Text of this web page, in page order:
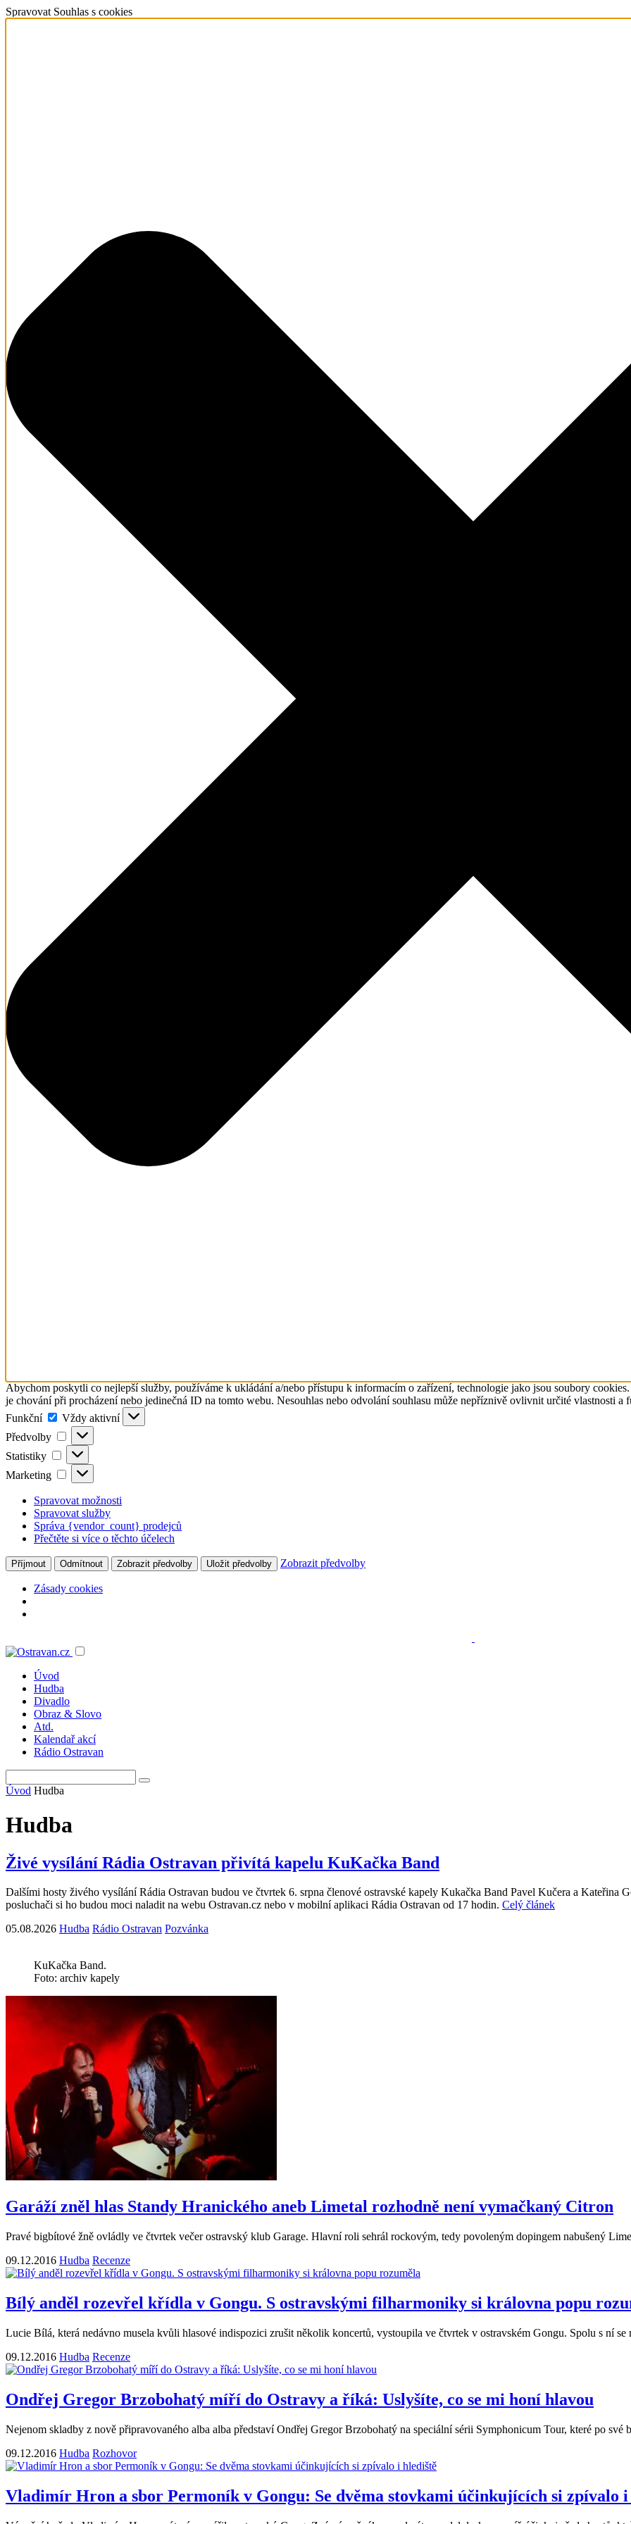
Spravovat Souhlas s cookies
Abychom poskytli co nejlepší služby, používáme k ukládání a/nebo přístupu k informacím o zařízení, technologie jako jsou soubory
je chování při procházení nebo jedinečná ID na tomto webu. Nesouhlas nebo odvolání souhlasu může nepříznivě ovlivnit určité vlastnosti a
Funkční
Funkční
Vždy aktivní
Předvolby
Předvolby
Statistiky Statistiky
Marketing Marketing
Spravovat možnosti
Spravovat služby
Správa {vendor_count} prodejců
Přečtěte si více o těchto účelech
Příjmout Odmítnout Zobrazit předvolby Uložit předvolby Zobrazit předvolby
Zásady cookies
Úvod
Hudba
Divadlo
Obraz & Slovo
Atd.
Kalendař akcí
Rádio Ostravan
Úvod Hudba
Hudba
Živé vysílání Rádia Ostravan přivítá kapelu KuKačka Band
Dalšími hosty živého vysílání Rádia Ostravan budou ve čtvrtek 6. srpna členové ostravské kapely Kukačka Band Pavel Kučera a Kateřina
posluchači si ho budou moci naladit na webu Ostravan.cz nebo v mobilní aplikaci Rádia Ostravan od 17 hodin. Celý článek
05.08.2026 Hudba Rádio Ostravan Pozvánka
KuKačka Band.
Foto: archiv kapely
Garáží zněl hlas Standy Hranického aneb Limetal rozhodně není vymačkaný Citron
Pravé bigbítové žně ovládly ve čtvrtek večer ostravský klub Garage. Hlavní roli sehrál rockovým, tedy povoleným dopingem nabušený
09.12.2016 Hudba Recenze
Bílý anděl rozevřel křídla v Gongu. S ostravskými filharmoniky si královna popu
Lucie Bílá, která nedávno musela kvůli hlasové indispozici zrušit několik koncertů, vystoupila ve čtvrtek v ostravském Gongu. Spolu s ní
09.12.2016 Hudba Recenze
Ondřej Gregor Brzobohatý míří do Ostravy a říká: Uslyšíte, co se mi honí hlavou
Nejenom skladby z nově připravovaného alba alba představí Ondřej Gregor Brzobohatý na speciální sérii Symphonicum Tour, které po své
09.12.2016 Hudba Rozhovor
Vladimír Hron a sbor Permoník v Gongu: Se dvěma stovkami účinkujících si zpívalo i